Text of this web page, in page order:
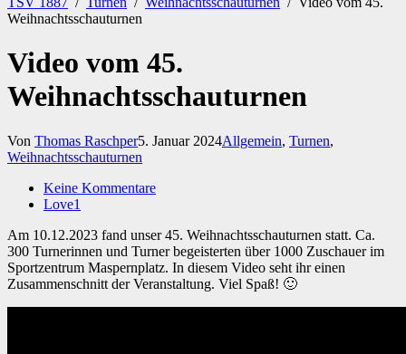
Weihnachtsschauturnen
Video vom 45.
Weihnachtsschauturnen
Von Thomas Raschper5. Januar 2024Allgemein, Turnen,
Weihnachtsschauturnen
Keine Kommentare
Love1
Am 10.12.2023 fand unser 45. Weihnachtsschauturnen statt. Ca.
300 Turnerinnen und Turner begeisterten über 1000 Zuschauer im
Sportzentrum Maspernplatz. In diesem Video seht ihr einen
Zusammenschnitt der Veranstaltung. Viel Spaß! 🙂